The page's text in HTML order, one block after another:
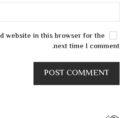
website in this browser for the
next time I comment.
POST COMMENT